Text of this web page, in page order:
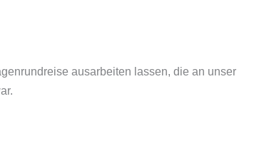
ausarbeiten lassen, die an unser